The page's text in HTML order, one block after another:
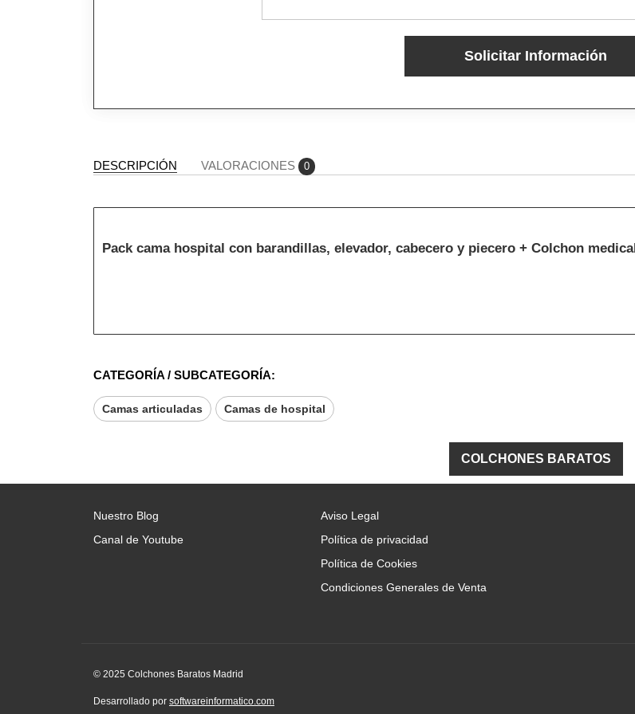
Solicitar Información
DESCRIPCIÓN VALORACIONES 0
Pack cama hospital con barandillas, elevador, cabecero y piecero + Colchon medical
CATEGORÍA / SUBCATEGORÍA:
Camas articuladas Camas de hospital
COLCHONES BARATOS
Nuestro Blog
Canal de Youtube
Aviso Legal
Política de privacidad
Política de Cookies
Condiciones Generales de Venta
© 2025 Colchones Baratos Madrid
Desarrollado por softwareinformatico.com